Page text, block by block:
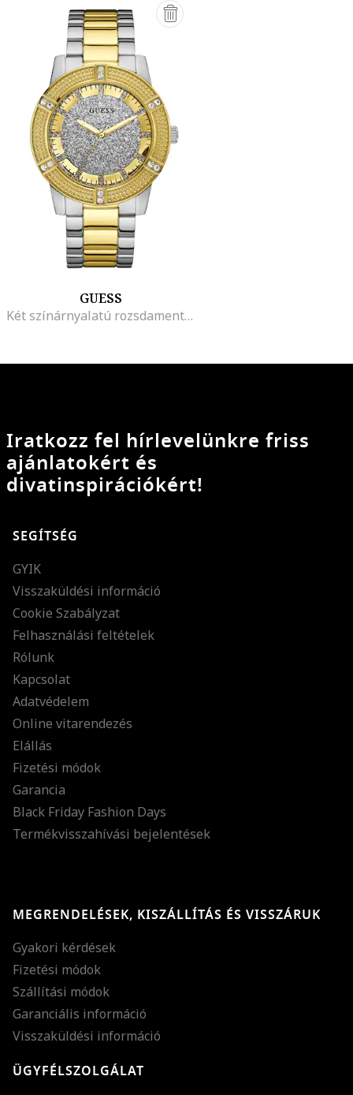
GUESS
Két színárnyalatú rozsdamentes acél karóra
Iratkozz fel hírlevelünkre friss
ajánlatokért és
divatinspirációkért!
SEGÍTSÉG
GYIK
Visszaküldési információ
Cookie Szabályzat
Felhasználási feltételek
Rólunk
Kapcsolat
Adatvédelem
Online vitarendezés
Elállás
Fizetési módok
Garancia
Black Friday Fashion Days
Termékvisszahívási bejelentések
MEGRENDELÉSEK, KISZÁLLÍTÁS ÉS VISSZÁRUK
Gyakori kérdések
Fizetési módok
Szállítási módok
Garanciális információ
Visszaküldési információ
ÜGYFÉLSZOLGÁLAT